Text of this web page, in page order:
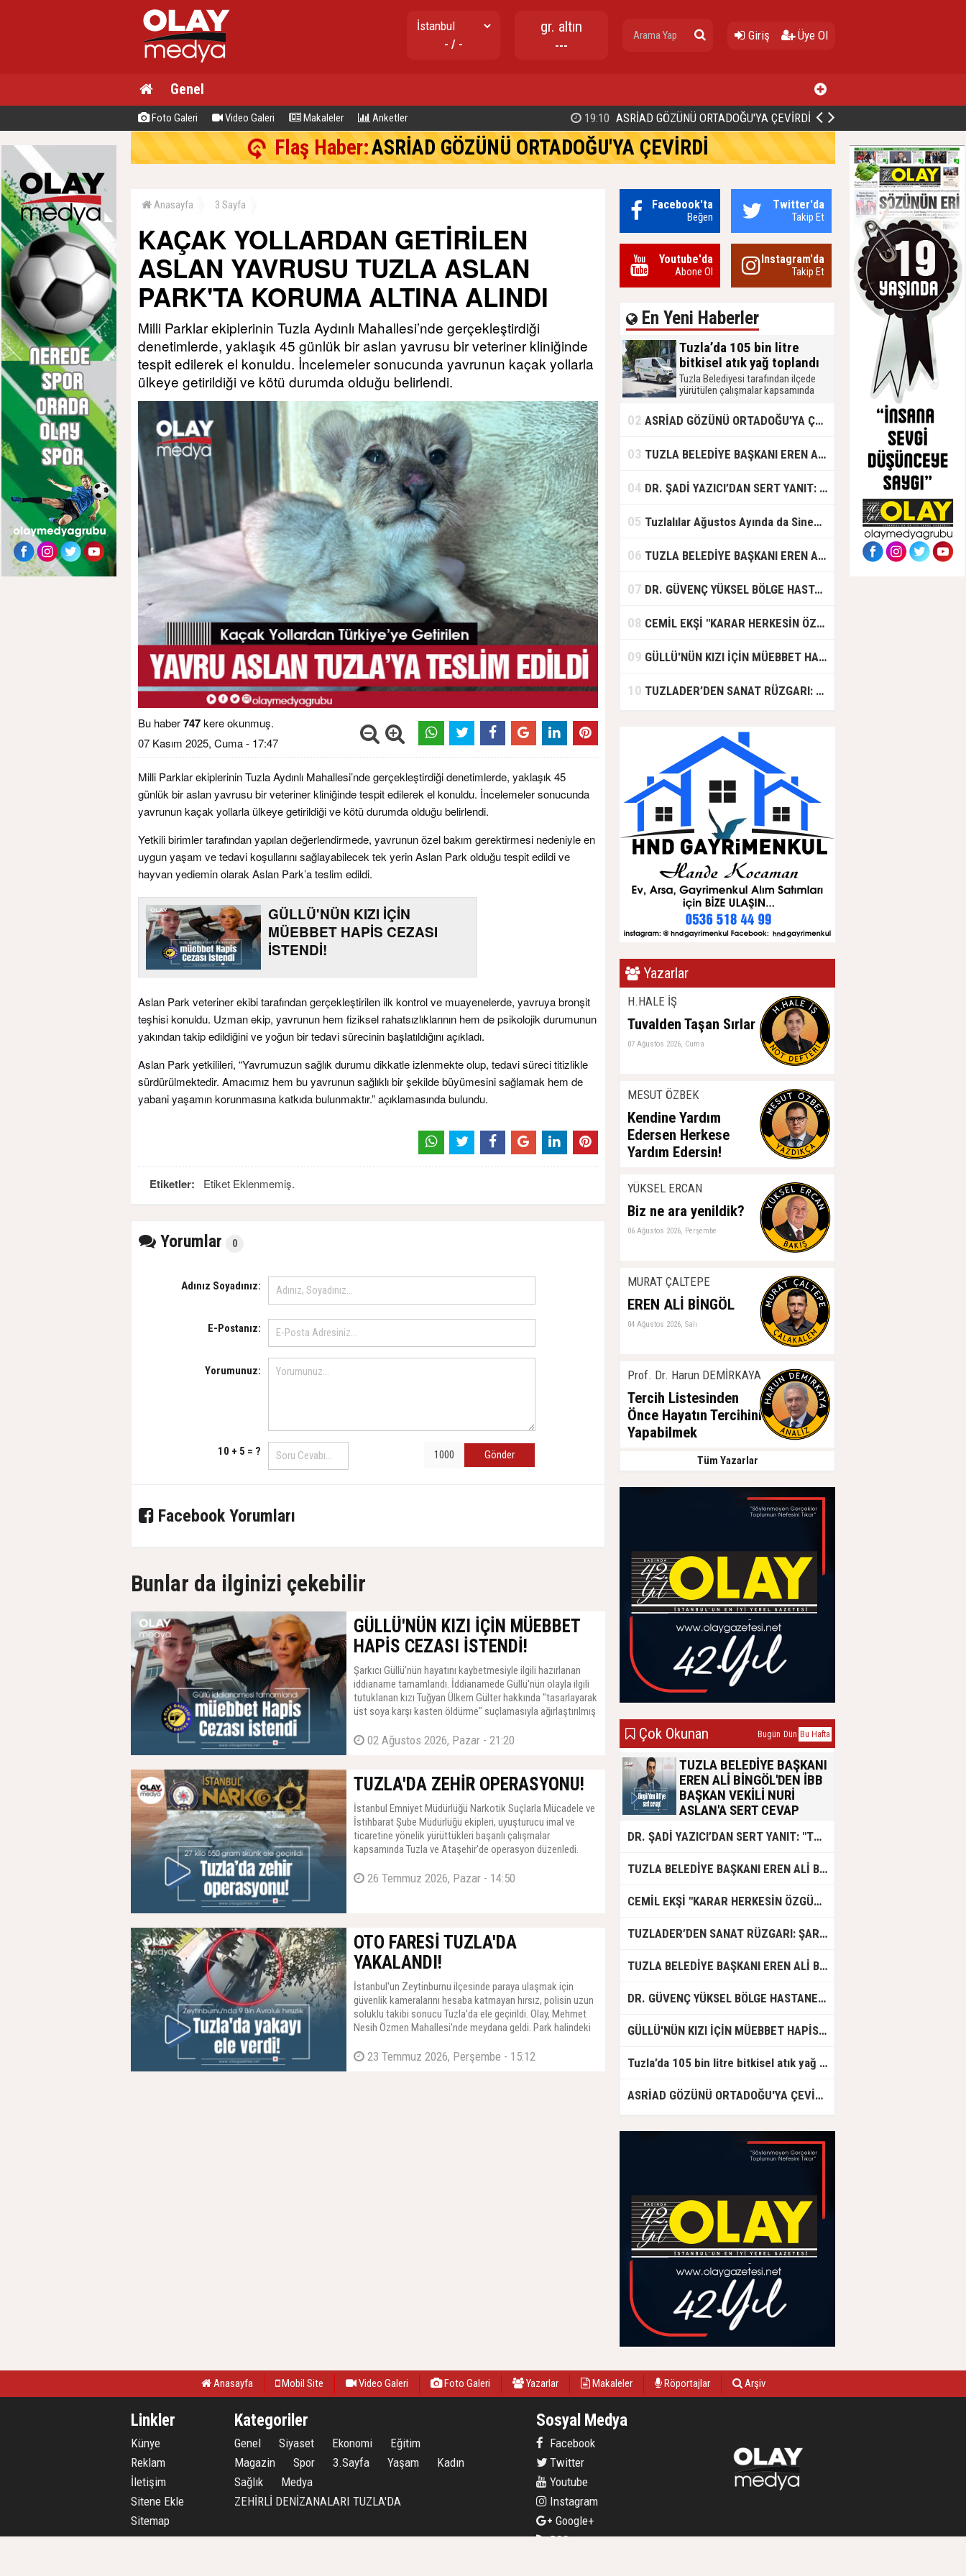
- / -
gr. altın
---
Giriş Üye Ol
Genel
Foto Galeri Video Galeri Makaleler Anketler TUZLA BELEDİYE BAŞKANI EREN ALİ BİNGÖL’DEN İBB’YE SORULAR: "O ZAMAN NEDEN GÖRMEDİNİZ?
Flaş Haber:ASRİAD GÖZÜNÜ ORTADOĞU'YA ÇEVİRDİ
Anasayfa 3.Sayfa
KAÇAK YOLLARDAN GETİRİLEN
ASLAN YAVRUSU TUZLA ASLAN
PARK'TA KORUMA ALTINA ALINDI
Milli Parklar ekiplerinin Tuzla Aydınlı Mahallesi’nde gerçekleştirdiği
denetimlerde, yaklaşık 45 günlük bir aslan yavrusu bir veteriner kliniğinde
tespit edilerek el konuldu. İncelemeler sonucunda yavrunun kaçak yollarla
ülkeye getirildiği ve kötü durumda olduğu belirlendi.
Bu haber747kere okunmuş.
07 Kasım 2025, Cuma - 17:47
Milli Parklar ekiplerinin Tuzla Aydınlı Mahallesi’nde gerçekleştirdiği denetimlerde, yaklaşık 45
günlük bir aslan yavrusu bir veteriner kliniğinde tespit edilerek el konuldu. İncelemeler sonucunda
yavrunun kaçak yollarla ülkeye getirildiği ve kötü durumda olduğu belirlendi.
Yetkili birimler tarafından yapılan değerlendirmede, yavrunun özel bakım gerektirmesi nedeniyle en
uygun yaşam ve tedavi koşullarını sağlayabilecek tek yerin Aslan Park olduğu tespit edildi ve
hayvan yediemin olarak Aslan Park’a teslim edildi.
GÜLLÜ'NÜN KIZI İÇİN
MÜEBBET HAPİS CEZASI
İSTENDİ!
Aslan Park veteriner ekibi tarafından gerçekleştirilen ilk kontrol ve muayenelerde, yavruya bronşit
teşhisi konuldu. Uzman ekip, yavrunun hem fiziksel rahatsızlıklarının hem de psikolojik durumunun
yakından takip edildiğini ve yoğun bir tedavi sürecinin başlatıldığını açıkladı.
Aslan Park yetkilileri, “Yavrumuzun sağlık durumu dikkatle izlenmekte olup, tedavi süreci titizlikle
sürdürülmektedir. Amacımız hem bu yavrunun sağlıklı bir şekilde büyümesini sağlamak hem de
yabani yaşamın korunmasına katkıda bulunmaktır.” açıklamasında bulundu.
Etiketler: Etiket Eklenmemiş.
Yorumlar 0
Adınız Soyadınız:
E-Postanız:
Yorumunuz:
10 + 5 = ? Gönder
Facebook Yorumları
Bunlar da ilginizi çekebilir
GÜLLÜ'NÜN KIZI İÇİN MÜEBBET
HAPİS CEZASI İSTENDİ!
Şarkıcı Güllü'nün hayatını kaybetmesiyle ilgili hazırlanan
iddianame tamamlandı. İddianamede Güllü'nün olayla ilgili
tutuklanan kızı Tuğyan Ülkem Gülter hakkında "tasarlayarak
üst soya karşı kasten öldürme" suçlamasıyla ağırlaştırılmış
02 Ağustos 2026, Pazar - 21:20
TUZLA'DA ZEHİR OPERASYONU!
İstanbul Emniyet Müdürlüğü Narkotik Suçlarla Mücadele ve
İstihbarat Şube Müdürlüğü ekipleri, uyuşturucu imal ve
ticaretine yönelik yürüttükleri başarılı çalışmalar
kapsamında Tuzla ve Ataşehir'de operasyon düzenledi.
26 Temmuz 2026, Pazar - 14:50
OTO FARESİ TUZLA'DA
YAKALANDI!
İstanbul'un Zeytinburnu ilçesinde paraya ulaşmak için
güvenlik kameralarını hesaba katmayan hırsız, polisin uzun
soluklu takibi sonucu Tuzla'da ele geçirildi. Olay, Mehmet
Nesih Özmen Mahallesi'nde meydana geldi. Park halindeki
fark eden şüpheli, kısa sürede soygunu gerçekleştirerek
23 Temmuz 2026, Perşembe - 15:12
Facebook'ta
Beğen
Twitter'da
Takip Et
Youtube'da
Abone Ol
Instagram'da
Takip Et
En Yeni Haberler
Tuzla’da 105 bin litre
bitkisel atık yağ toplandı
Tuzla Belediyesi tarafından ilçede
yürütülen çalışmalar kapsamında
yağ toplandı. Muhtarlık, okul, mahalle
merkezi, mobil atık getirme merkezi,
yağlar, biodizel üretiminde
kullanılmak üzere geri dönüşüme
02 ASRİAD GÖZÜNÜ ORTADOĞU'YA ÇEVİRDİ
03 TUZLA BELEDİYE BAŞKANI EREN ALİ BİNGÖL’DEN İBB’YE SORULAR: "O ZAMAN NEDEN GÖRMEDİNİZ?
04 DR. ŞADİ YAZICI’DAN SERT YANIT: "TUZLA’YA YÖNELİK KİN VE HIRSIN TUTARSIZLIKLAR MANZUMESİ"
05 Tuzlalılar Ağustos Ayında da Sinemaya Doyacak
06 TUZLA BELEDİYE BAŞKANI EREN ALİ BİNGÖL'DEN İBB BAŞKAN VEKİLİ NURİ ASLAN'A SERT CEVAP
07 DR. GÜVENÇ YÜKSEL BÖLGE HASTANESİ'NDE ÇALIŞMAYA BAŞLADI
08 CEMİL EKŞİ "KARAR HERKESİN ÖZGÜRLÜĞÜ"
09 GÜLLÜ'NÜN KIZI İÇİN MÜEBBET HAPİS CEZASI İSTENDİ!
10 TUZLADER’DEN SANAT RÜZGARI: ŞARKILAR TUZLA İÇİN SÖYLENDİ
Yazarlar
H.HALE İŞ
Tuvalden Taşan Sırlar
07 Ağustos 2026, Cuma
MESUT ÖZBEK
Kendine Yardım
Edersen Herkese
Yardım Edersin!
YÜKSEL ERCAN
Biz ne ara yenildik?
06 Ağustos 2026, Perşembe
MURAT ÇALTEPE
EREN ALİ BİNGÖL
04 Ağustos 2026, Salı
Prof. Dr. Harun DEMİRKAYA
Tercih Listesinden
Önce Hayatın Tercihini
Yapabilmek
Tüm Yazarlar
Çok Okunan Bugün Dün Bu Hafta
TUZLA BELEDİYE BAŞKANI
EREN ALİ BİNGÖL'DEN İBB
BAŞKAN VEKİLİ NURİ
ASLAN'A SERT CEVAP
Bingöl, İBB Başkan Vekili Nuri
açıklamalarına yazılı bir basın
açıklamasıyla yanıt verdi. Konunun
Tuzlalının geleceğini ilgilendiren
hayati bir sorun olduğunu vurgulayan
2024 yıllarına ait olduğunu belirtti.
DR. ŞADİ YAZICI’DAN SERT YANIT: "TUZLA’YA YÖNELİK KİN VE HIRSIN TUTARSIZLIKLAR MANZUMESİ"
TUZLA BELEDİYE BAŞKANI EREN ALİ BİNGÖL AK PARTİ'DE
CEMİL EKŞİ "KARAR HERKESİN ÖZGÜRLÜĞÜ"
TUZLADER’DEN SANAT RÜZGARI: ŞARKILAR TUZLA İÇİN SÖYLENDİ
TUZLA BELEDİYE BAŞKANI EREN ALİ BİNGÖL’DEN İBB’YE SORULAR: "O ZAMAN NEDEN GÖRMEDİNİZ?
DR. GÜVENÇ YÜKSEL BÖLGE HASTANESİ'NDE ÇALIŞMAYA BAŞLADI
GÜLLÜ'NÜN KIZI İÇİN MÜEBBET HAPİS CEZASI İSTENDİ!
Tuzla’da 105 bin litre bitkisel atık yağ toplandı
ASRİAD GÖZÜNÜ ORTADOĞU'YA ÇEVİRDİ
Anasayfa Mobil Site Video Galeri Foto Galeri Yazarlar Makaleler Röportajlar Arşiv
Linkler
Künye
Reklam
İletişim
Sitene Ekle
Sitemap
Kategoriler
Genel Siyaset Ekonomi
Eğitim
Magazin
Spor 3.Sayfa Yaşam
Kadın
Sağlık
Medya
ZEHİRLİ DENİZANALARI TUZLA'DA
Sosyal Medya
Facebook
Twitter
Youtube
Instagram
Google+
RSS